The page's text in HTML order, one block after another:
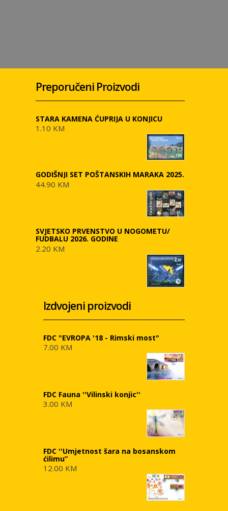
Preporučeni Proizvodi
STARA KAMENA ĆUPRIJA U KONJICU
1.10 KM
GODIŠNJI SET POŠTANSKIH MARAKA 2025.
44.90 KM
SVJETSKO PRVENSTVO U NOGOMETU/
FUDBALU 2026. GODINE
2.20 KM
Izdvojeni proizvodi
FDC "EVROPA '18 - Rimski most"
7.00 KM
FDC Fauna ''Vilinski konjic''
3.00 KM
FDC ''Umjetnost šara na bosanskom
ćilimu”
12.00 KM